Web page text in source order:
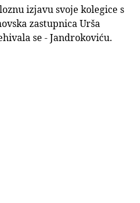
izjavu svoje kolegice s
zastupnica Urša
se - Jandrokoviću.